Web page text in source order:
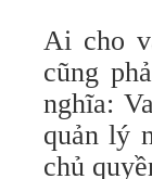
Ai cho
cũng
nghĩa:
quản lý
chủ